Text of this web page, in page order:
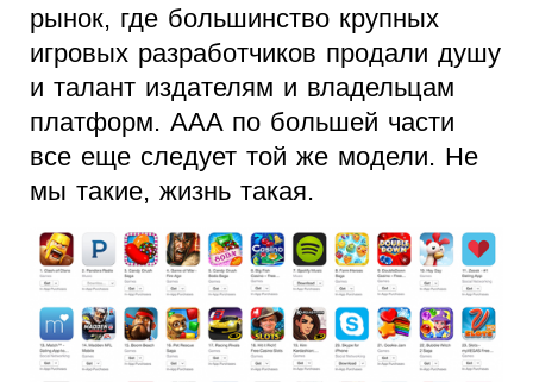
рынок, где большинство крупных
игровых разработчиков продали душу
и талант издателям и владельцам
платформ. AAA по большей части
все еще следует той же модели. Не
мы такие, жизнь такая.